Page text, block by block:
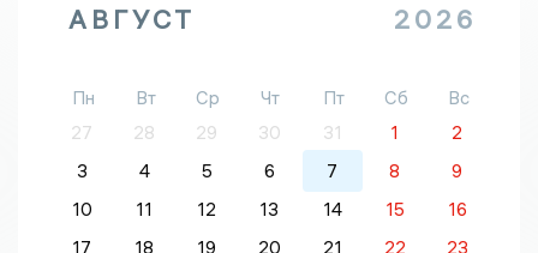
АВГУСТ 2026
Пн Вт Ср Чт Пт Сб
Вс
27
28 29 30 31 1
2
3
4 5 6 7 8
9
10
11 12 13 14 15
16
17
18 19 20 21 22
23